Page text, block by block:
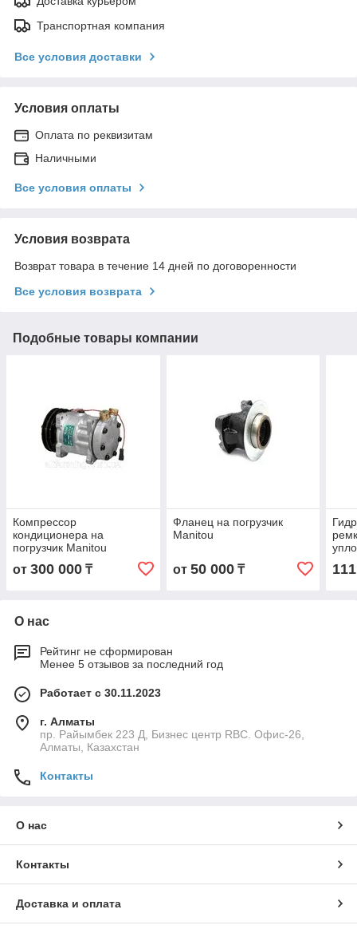
Транспортная компания
Все условия доставки
Условия оплаты
Оплата по реквизитам
Наличными
Все условия оплаты
Условия возврата
Возврат товара в течение 14 дней по договоренности
Все условия возврата
Подобные товары компании
Компрессор
кондиционера на
погрузчик Manitou
от 300 000 ₸
Фланец на погрузчик
Manitou
от 50 000₸ 111
О нас
Рейтинг не сформирован
Менее 5 отзывов за последний год
Работает с 30.11.2023
г. Алматы
пр. Райымбек 223 Д, Бизнес центр RBC. Офис-26,
Алматы, Казахстан
Контакты
О нас
Контакты
Доставка и оплата